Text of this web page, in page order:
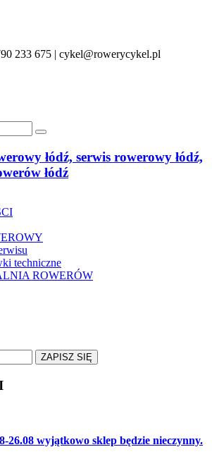
233 675 | cykel@rowerycykel.pl
techniczne
ROWERÓW
ZAPISZ SIĘ
26.08 wyjątkowo sklep będzie nieczynny.